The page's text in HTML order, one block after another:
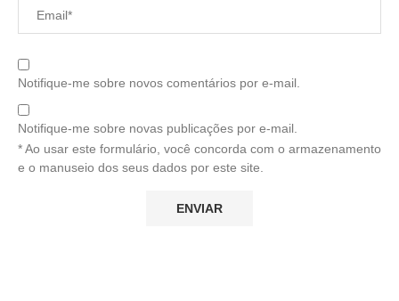
Notifique-me sobre novos comentários por e-mail.
Notifique-me sobre novas publicações por e-mail.
* Ao usar este formulário, você concorda com o armazenamento
e o manuseio dos seus dados por este site.